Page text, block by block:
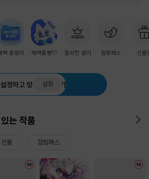
택 총정리 혜택몰빵💘 밀리언 셀러 점핑패스 선물
정하고 맞춤 추천 받기
설정
는 작품
선물 점핑패스